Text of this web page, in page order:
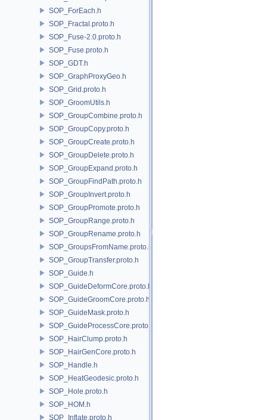
SOP_ForEach.h
SOP_Fractal.proto.h
SOP_Fuse-2.0.proto.h
SOP_Fuse.proto.h
SOP_GDT.h
SOP_GraphProxyGeo.h
SOP_Grid.proto.h
SOP_GroomUtils.h
SOP_GroupCombine.proto.h
SOP_GroupCopy.proto.h
SOP_GroupCreate.proto.h
SOP_GroupDelete.proto.h
SOP_GroupExpand.proto.h
SOP_GroupFindPath.proto.h
SOP_GroupInvert.proto.h
SOP_GroupPromote.proto.h
SOP_GroupRange.proto.h
SOP_GroupRename.proto.h
SOP_GroupsFromName.proto.h
SOP_GroupTransfer.proto.h
SOP_Guide.h
SOP_GuideDeformCore.proto.h
SOP_GuideGroomCore.proto.h
SOP_GuideMask.proto.h
SOP_GuideProcessCore.proto.h
SOP_HairClump.proto.h
SOP_HairGenCore.proto.h
SOP_Handle.h
SOP_HeatGeodesic.proto.h
SOP_Hole.proto.h
SOP_HOM.h
SOP_Inflate.proto.h